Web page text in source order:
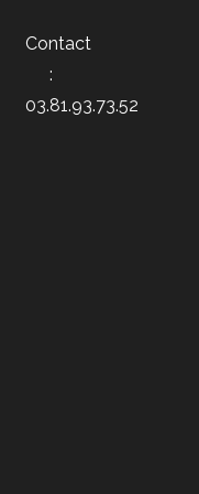
Contact
:
03.81.93.73.52